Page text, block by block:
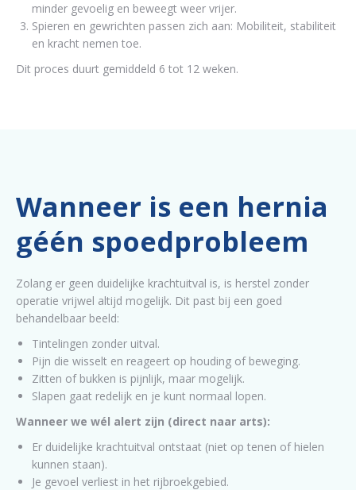
minder gevoelig en beweegt weer vrijer.
Spieren en gewrichten passen zich aan: Mobiliteit, stabiliteit
en kracht nemen toe.
Dit proces duurt gemiddeld 6 tot 12 weken.
Wanneer is een hernia
géén spoedprobleem
Zolang er geen duidelijke krachtuitval is, is herstel zonder
operatie vrijwel altijd mogelijk. Dit past bij een goed
behandelbaar beeld:
Tintelingen zonder uitval.
Pijn die wisselt en reageert op houding of beweging.
Zitten of bukken is pijnlijk, maar mogelijk.
Slapen gaat redelijk en je kunt normaal lopen.
Wanneer we wél alert zijn (direct naar arts):
Er duidelijke krachtuitval ontstaat (niet op tenen of hielen
kunnen staan).
Je gevoel verliest in het rijbroekgebied.